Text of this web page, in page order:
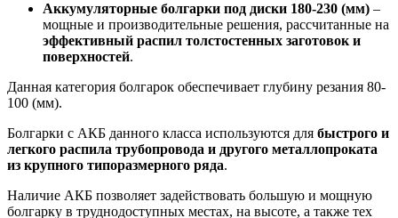
Аккумуляторные болгарки под диски 180-230 (мм) –
мощные и производительные решения, рассчитанные на
эффективный распил толстостенных заготовок и
поверхностей.
Данная категория болгарок обеспечивает глубину резания 80-
100 (мм).
Болгарки с АКБ данного класса используются для быстрого и
легкого распила трубопровода и другого металлопроката
из крупного типоразмерного ряда.
Наличие АКБ позволяет задействовать большую и мощную
болгарку в труднодоступных местах, на высоте, а также тех